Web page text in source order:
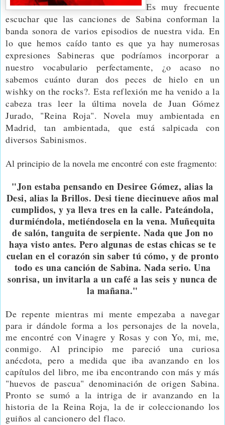
Es muy frecuente
escuchar que las canciones de Sabina conforman la
banda sonora de varios episodios de nuestra vida. En
lo que hemos caído tanto es que ya hay numerosas
expresiones Sabineras que podríamos incorporar a
nuestro vocabulario perfectamente, ¿o acaso no
sabemos cuánto duran dos peces de hielo en un
wishky on the rocks?. Esta reflexión me ha venido a la
cabeza tras leer la última novela de Juan Gómez
Jurado, "Reina Roja". Novela muy ambientada en
Madrid, tan ambientada, que está salpicada con
diversos Sabinismos.
Al principio de la novela me encontré con este fragmento:
"Jon estaba pensando en Desiree Gómez, alias la
Desi, alias la Brillos. Desi tiene diecinueve años mal
cumplidos, y ya lleva tres en la calle. Pateándola,
durmiéndola, metiéndosela en la vena. Muñequita
de salón, tanguita de serpiente. Nada que Jon no
haya visto antes. Pero algunas de estas chicas se te
cuelan en el corazón sin saber tú cómo, y de pronto
todo es una canción de Sabina. Nada serio. Una
sonrisa, un invitarla a un café a las seis y nunca de
la mañana."
De repente mientras mi mente empezaba a navegar
para ir dándole forma a los personajes de la novela,
me encontré con Vinagre y Rosas y con Yo, mi, me,
conmigo. Al principio me pareció una curiosa
anécdota, pero a medida que iba avanzando en los
capítulos del libro, me iba encontrando con más y más
"huevos de pascua" denominación de origen Sabina.
Pronto se sumó a la intriga de ir avanzando en la
historia de la Reina Roja, la de ir coleccionando los
guiños al cancionero del flaco.